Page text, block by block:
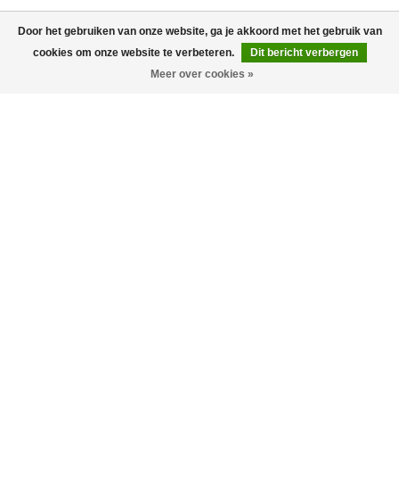
Door het gebruiken van onze website, ga je akkoord met het gebruik van
cookies om onze website te verbeteren.
Dit bericht verbergen
Meer over cookies »
Klantenservice
Sitemap
Kortingscodes